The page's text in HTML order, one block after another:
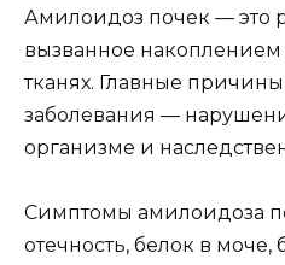
Амилоидоз почек — это
вызванное
тканях. Главные причины
заболевания —
организме и
Симптомы амилоидоза
отечность, белок в моче,